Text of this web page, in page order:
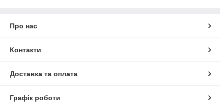
Про нас
Контакти
Доставка та оплата
Графік роботи